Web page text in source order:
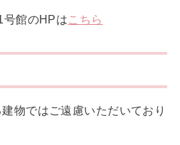
号館のHPはこちら
物ではご遠慮いただいており